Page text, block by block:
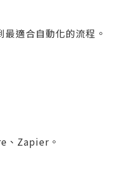
適合自動化的流程。
、 Zapier 。